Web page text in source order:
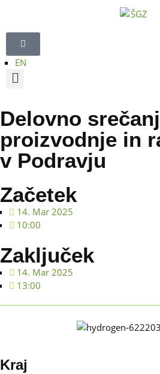
EN
Delovno
proizvodnje in
v Podravju
Začetek
14. Mar 2025
10:00
Zaključek
14. Mar 2025
13:00
Kraj